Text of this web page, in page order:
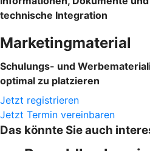
technische Integration
Marketingmaterial
Schulungs- und
optimal zu platzieren
Jetzt registrieren
Jetzt Termin vereinbaren
Das könnte Sie auch